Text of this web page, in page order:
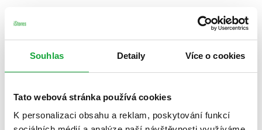
Souhlas Detaily Více o cookies
Tato webová stránka používá cookies
K personalizaci obsahu a reklam, poskytování funkcí